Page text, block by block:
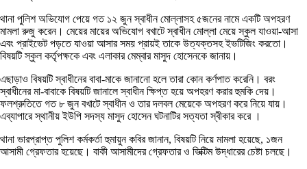
থানা পুলিশ অভিযোগ পেয়ে গত ১২ জুন স্বাধীন মোল্লাসহ ৫জনের নামে একটি অপহরণ
মামলা রুজু করেন। মেয়ের মায়ের অভিযোগ বখাটে স্বাধীন মোল্লা মেয়ে স্কুল যাওয়া-আসা
এবং প্রাইভেট পড়তে যাওয়া আসার সময় প্রায়ই তাকে উত্যক্তসহ ইভটিজিং করতো।
বিষয়টি স্কুল কর্তৃপক্ষকে এবং এলাকার মেম্বার মাসুদ হোসেনকে জানায়।
এছাড়াও বিষয়টি স্বাধীনের বাবা-মাকে জানানো হলে তারা কোন কর্ণপাত করেনি। বরং
স্বাধীনের মা-বাবাকে বিষয়টি জানালে স্বাধীন ক্ষিপ্ত হয়ে অপহরণ করার হুমকি দেয়।
ফলশ্রুতিতে গত ৮ জুন বখাটে স্বাধীন ও তার দলবল মেয়েকে অপহরণ করে নিয়ে যায়।
এব্যাপারে স্থানীয় ইউপি সদস্য মাসুদ হোসেন ঘটনাটির সত্যতা স্বীকার করে ।
থানা ভারপ্রাপ্ত পুলিশ কর্মকর্তা হুমায়ুন কবির জানান, বিষয়টি নিয়ে মামলা হয়েছে, ১জন
আসামী গ্রেফতার হয়েছে। বাকী আসামীদের গ্রেফতার ও ভিক্টিম উদ্ধারের চেষ্টা চলছে।